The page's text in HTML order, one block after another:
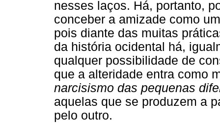
nesses laços. Há, portanto,
conceber a amizade como
pois diante das muitas
da história ocidental há,
qualquer possibilidade de
que a alteridade entra como
narcisismo das pequenas
aquelas que se produzem a
pelo outro.